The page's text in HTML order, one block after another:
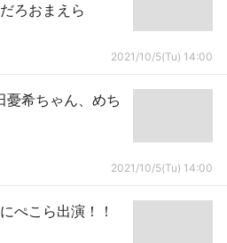
ろおまえら
2021/10/5(Tu) 14:00
憂希ちゃん、めち
2021/10/5(Tu) 14:00
ぺこら出演！！